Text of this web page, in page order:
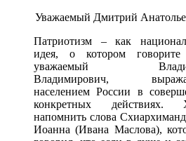
Уважаемый Дмитрий
Патриотизм – как
идея, о котором
уважаемый
Владимирович,
населением России в
конкретных действиях.
напомнить слова
Иоанна (Ивана Маслова),